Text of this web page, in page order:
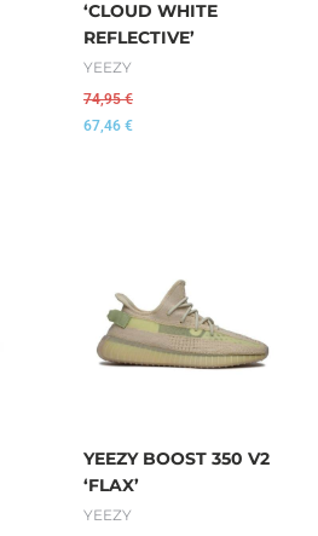
‘CLOUD WHITE
REFLECTIVE’
YEEZY
74,95€
67,46 €
YEEZY BOOST 350 V2
‘FLAX’
YEEZY